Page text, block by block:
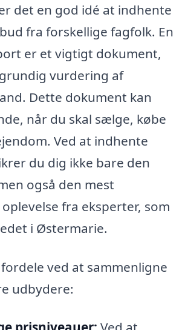
det en god idé at indhente
fra forskellige fagfolk. En
er et vigtigt dokument,
vurdering af
Dette dokument kan
når du skal sælge, købe
Ved at indhente
du dig ikke bare den
også den mest
fra eksperter, som
i Østermarie.
ved at sammenligne
udbydere: